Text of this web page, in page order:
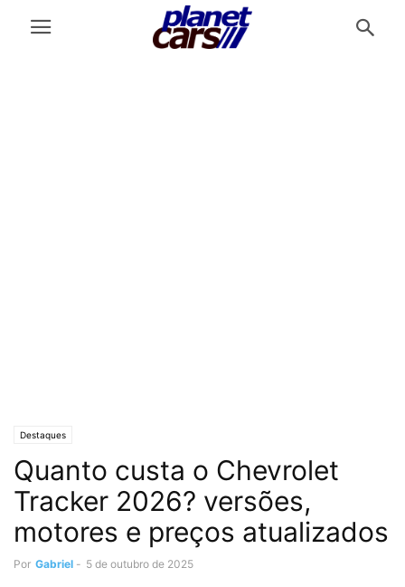
Destaques
Quanto custa o Chevrolet
Tracker 2026? versões,
motores e preços atualizados
Por Gabriel - 5 de outubro de 2025